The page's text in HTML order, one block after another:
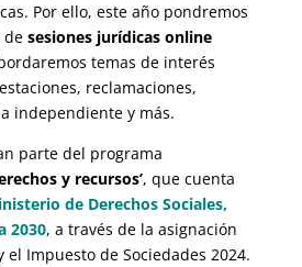
Por ello, este año pondremos
de sesiones jurídicas online
temas de interés
reclamaciones,
independiente y más.
parte del programa
y recursos’, que cuenta
de Derechos Sociales,
2030, a través de la asignación
el Impuesto de Sociedades 2024.